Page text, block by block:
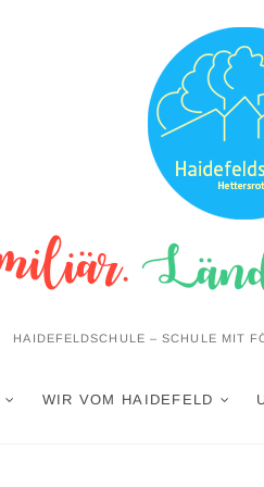
HAIDEFELDSCHULE – SCHULE MIT
WIR VOM HAIDEFELD